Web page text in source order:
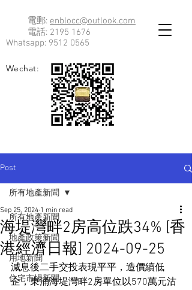
電郵: enblocc@outlook.com
電話: 2195 1676
Whatsapp: 9512 0565
Wechat:
Post
所有地產新聞
地產政策新聞
用地新聞
住宅市場新聞
所有地產新聞
海堤灣畔2房高位跌34% [香
港經濟日報] 2024-09-25
Sep 25, 2024 1 min read
減息後二手交投表現平平，造價續低
企，東涌海堤灣畔2房單位以570萬元沽